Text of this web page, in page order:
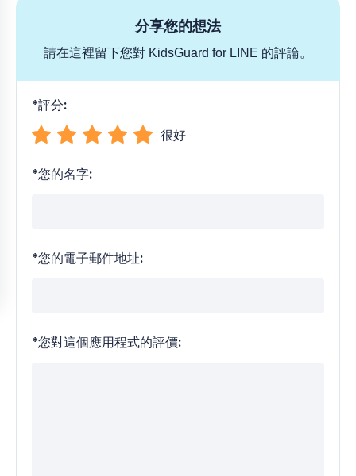
分享您的想法
請在這裡留下您對 KidsGuard for LINE 的評論。
*評分:
很好
*您的名字:
*您的電子郵件地址:
*您對這個應用程式的評價: